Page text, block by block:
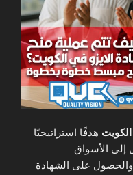
الكويت هدفًا استراتيجيًا
إلى الأسواق
والحصول على الشهادة